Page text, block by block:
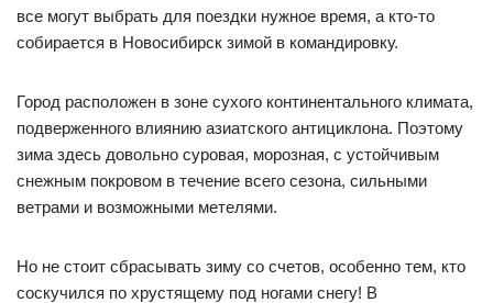
все могут выбрать для поездки нужное время, а кто-то
собирается в Новосибирск зимой в командировку.
Город расположен в зоне сухого континентального климата,
подверженного влиянию азиатского антициклона. Поэтому
зима здесь довольно суровая, морозная, с устойчивым
снежным покровом в течение всего сезона, сильными
ветрами и возможными метелями.
Но не стоит сбрасывать зиму со счетов, особенно тем, кто
соскучился по хрустящему под ногами снегу! В